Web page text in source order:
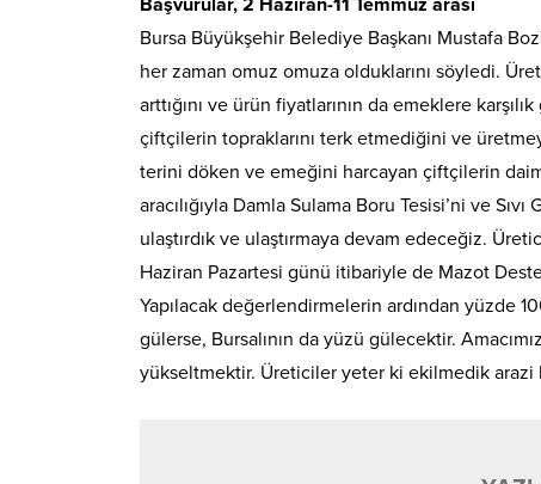
Bursa Büyükşehir Belediye Başkanı Mustafa
her zaman omuz omuza olduklarını söyledi.
arttığını ve ürün fiyatlarının da emeklere
çiftçilerin topraklarını terk etmediğini ve
terini döken ve emeğini harcayan çiftçilerin
aracılığıyla Damla Sulama Boru Tesisi’ni ve
ulaştırdık ve ulaştırmaya devam edeceğiz.
Haziran Pazartesi günü itibariyle de Mazot
Yapılacak değerlendirmelerin ardından yüzde
gülerse, Bursalının da yüzü gülecektir.
yükseltmektir. Üreticiler yeter ki ekilmedik arazi